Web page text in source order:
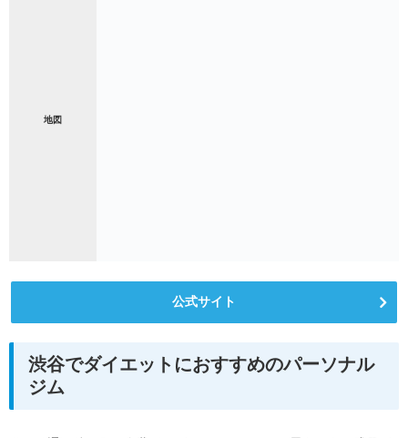
地図
公式サイト
渋谷でダイエットにおすすめのパーソナル
ジム